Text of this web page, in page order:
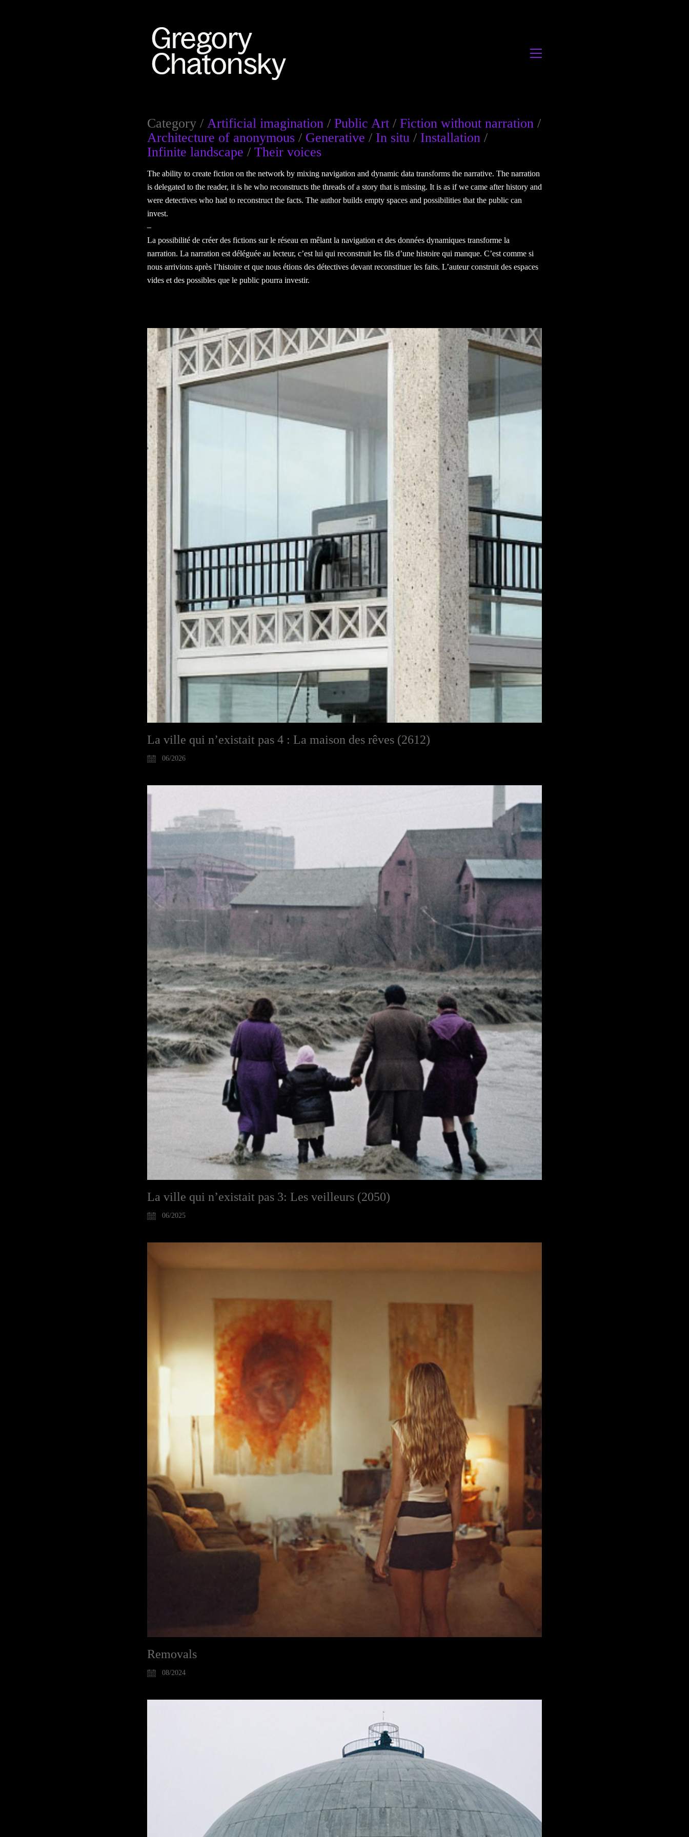
Category / Artificial imagination / Public Art / Fiction without narration /
Architecture of anonymous / Generative / In situ / Installation /
Infinite landscape / Their voices
The ability to create fiction on the network by mixing navigation and dynamic data transforms the narrative. The narration
is delegated to the reader, it is he who reconstructs the threads of a story that is missing. It is as if we came after history and
were detectives who had to reconstruct the facts. The author builds empty spaces and possibilities that the public can
invest.
–
La possibilité de créer des fictions sur le réseau en mêlant la navigation et des données dynamiques transforme la
narration. La narration est déléguée au lecteur, c’est lui qui reconstruit les fils d’une histoire qui manque. C’est comme si
nous arrivions après l’histoire et que nous étions des détectives devant reconstituer les faits. L’auteur construit des espaces
vides et des possibles que le public pourra investir.
La ville qui n’existait pas 4 : La maison des rêves (2612)
06/2026
La ville qui n’existait pas 3: Les veilleurs (2050)
06/2025
Removals
08/2024